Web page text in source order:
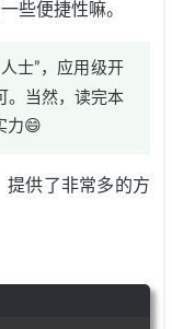
些便捷性嘛。
士”，应用级开
。当然，读完本
力😄
提供了非常多的方